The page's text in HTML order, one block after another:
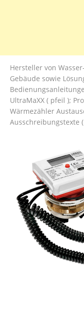
Hersteller von
Gebäude sowie
UltraMaXX ( pfeil );
Wärmezähler
Ausschreibungstexte